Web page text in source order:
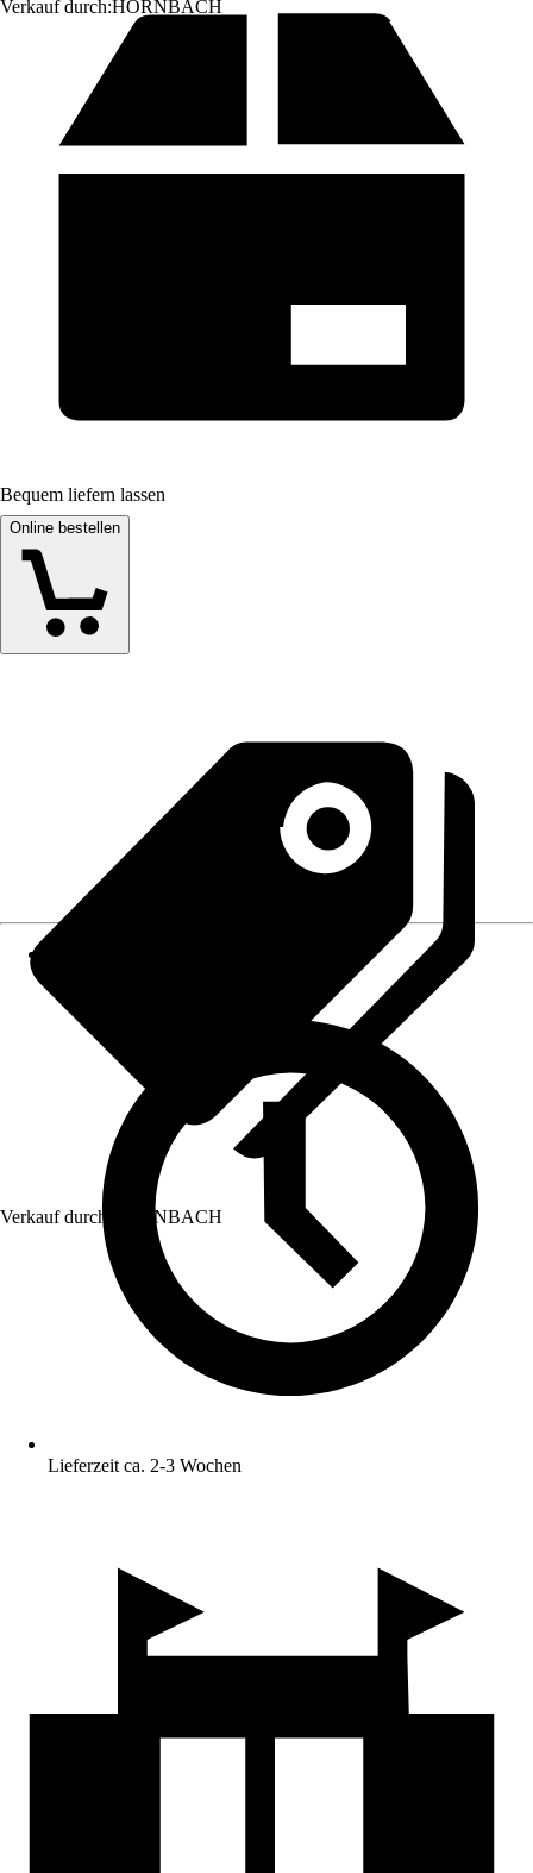
Verkauf durch:HORNBACH
Bequem liefern lassen
Online bestellen
Verkauf durch: HORNBACH
Lieferzeit ca. 2-3 Wochen